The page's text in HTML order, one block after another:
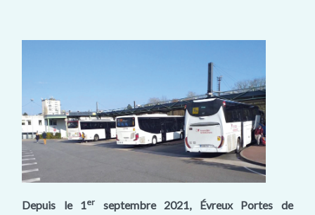
Depuis le 1er
septembre 2021, Évreux Portes de